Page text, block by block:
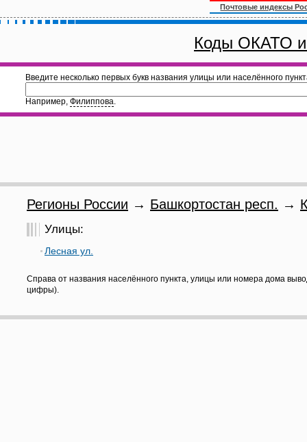
Почтовые индексы
Коды ОКАТО
Введите несколько первых букв названия улицы или населённого
Например, Филиппова.
Регионы России → Башкортостан респ. →
Улицы:
Лесная ул.
Справа от названия населённого пункта, улицы или номера дома
цифры).